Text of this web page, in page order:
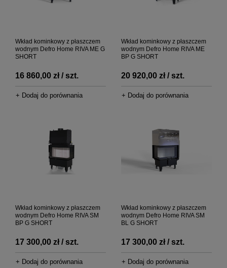
Wkład kominkowy z płaszczem
wodnym Defro Home RIVA ME G
SHORT
16 860,00 zł / szt.
+ Dodaj do porównania
Wkład kominkowy z płaszczem
wodnym Defro Home RIVA ME
BP G SHORT
20 920,00 zł / szt.
+ Dodaj do porównania
Wkład kominkowy z płaszczem
wodnym Defro Home RIVA SM
BP G SHORT
17 300,00 zł / szt.
+ Dodaj do porównania
Wkład kominkowy z płaszczem
wodnym Defro Home RIVA SM
BL G SHORT
17 300,00 zł / szt.
+ Dodaj do porównania